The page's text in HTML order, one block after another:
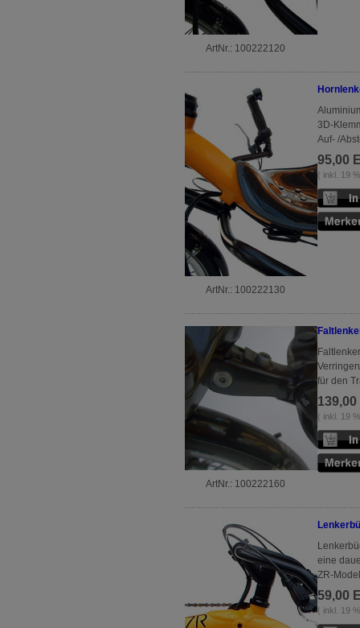
ArtNr.: 100222120
ArtNr.: 100222130
3D-
Auf- /
95,00
( inkl. 19
ArtNr.: 100222160
für den
( inkl. 19
eine
ZR-
59,00
( inkl. 19